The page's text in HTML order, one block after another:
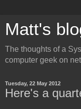
Matt's
The thoughts of a
computer geek on
Tuesday, 22 May 2012
Here's a